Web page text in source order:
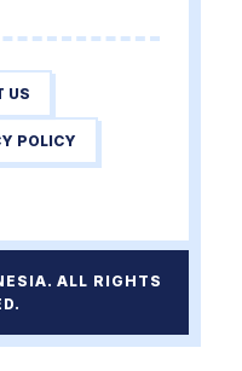
US
POLICY
ALL RIGHTS